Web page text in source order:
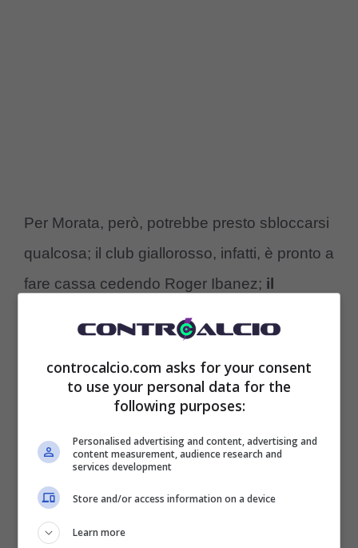
Per Morata, però, potrebbe presto sbloccarsi
qualcosa; il club giallorosso, infatti, è pronto a
fare cassa cedendo Roger Ibanez; il
difensore brasiliano è stato uno dei punti
di forza della squadra giallorossa
scorsa estate. Un centrale di grande forza e
sostanza che ha all’attivo anche qualche gol
grazie al suo colpo di testa letale sui calci
piazzati ed agli inserimenti.
controcalcio.com asks for your consent
to use your personal data for the
following purposes:
Personalised advertising and content, advertising and
content measurement, audience research and
services development
Store and/or access information on a device
Learn more